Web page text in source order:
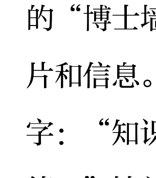
的“博士
片和信息
字：“知